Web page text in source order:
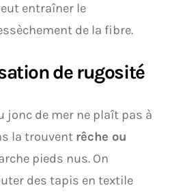
entraîner le
de la fibre.
de rugosité
jonc de mer ne plaît pas à
la trouvent rêche ou
pieds nus. On
des tapis en textile